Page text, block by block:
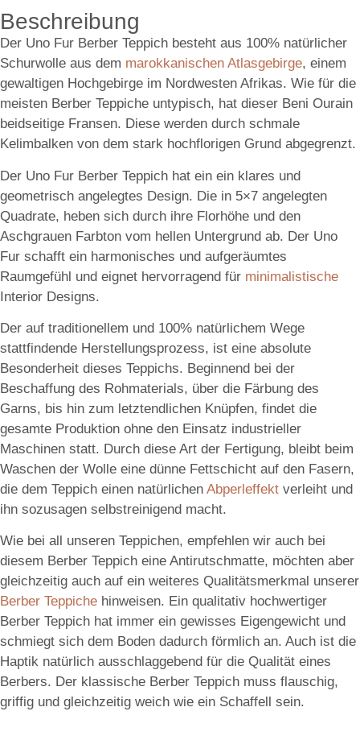
Beschreibung
Der Uno Fur Berber Teppich besteht aus 100% natürlicher
Schurwolle aus dem marokkanischen Atlasgebirge, einem
gewaltigen Hochgebirge im Nordwesten Afrikas. Wie für die
meisten Berber Teppiche untypisch, hat dieser Beni Ourain
beidseitige Fransen. Diese werden durch schmale
Kelimbalken von dem stark hochflorigen Grund abgegrenzt.
Der Uno Fur Berber Teppich hat ein ein klares und
geometrisch angelegtes Design. Die in 5×7 angelegten
Quadrate, heben sich durch ihre Florhöhe und den
Aschgrauen Farbton vom hellen Untergrund ab. Der Uno
Fur schafft ein harmonisches und aufgeräumtes
Raumgefühl und eignet hervorragend für minimalistische
Interior Designs.
Der auf traditionellem und 100% natürlichem Wege
stattfindende Herstellungsprozess, ist eine absolute
Besonderheit dieses Teppichs. Beginnend bei der
Beschaffung des Rohmaterials, über die Färbung des
Garns, bis hin zum letztendlichen Knüpfen, findet die
gesamte Produktion ohne den Einsatz industrieller
Maschinen statt. Durch diese Art der Fertigung, bleibt beim
Waschen der Wolle eine dünne Fettschicht auf den Fasern,
die dem Teppich einen natürlichen Abperleffekt verleiht und
ihn sozusagen selbstreinigend macht.
Wie bei all unseren Teppichen, empfehlen wir auch bei
diesem Berber Teppich eine Antirutschmatte, möchten aber
gleichzeitig auch auf ein weiteres Qualitätsmerkmal unserer
Berber Teppiche hinweisen. Ein qualitativ hochwertiger
Berber Teppich hat immer ein gewisses Eigengewicht und
schmiegt sich dem Boden dadurch förmlich an. Auch ist die
Haptik natürlich ausschlaggebend für die Qualität eines
Berbers. Der klassische Berber Teppich muss flauschig,
griffig und gleichzeitig weich wie ein Schaffell sein.